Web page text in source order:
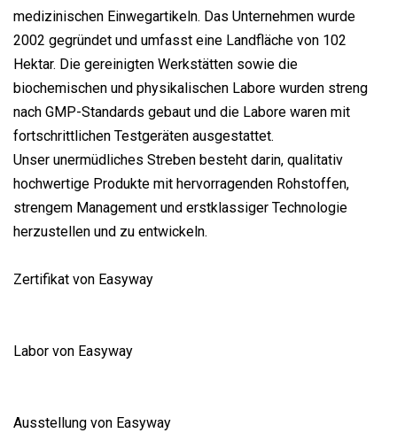
medizinischen Einwegartikeln. Das Unternehmen wurde
2002 gegründet und umfasst eine Landfläche von 102
Hektar. Die gereinigten Werkstätten sowie die
biochemischen und physikalischen Labore wurden streng
nach GMP-Standards gebaut und die Labore waren mit
fortschrittlichen Testgeräten ausgestattet.
Unser unermüdliches Streben besteht darin, qualitativ
hochwertige Produkte mit hervorragenden Rohstoffen,
strengem Management und erstklassiger Technologie
herzustellen und zu entwickeln.
Zertifikat von Easyway
Labor von Easyway
Ausstellung von Easyway